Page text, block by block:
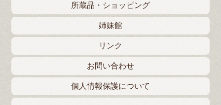
所蔵品・ショッピング
姉妹館
リンク
お問い合わせ
個人情報保護について